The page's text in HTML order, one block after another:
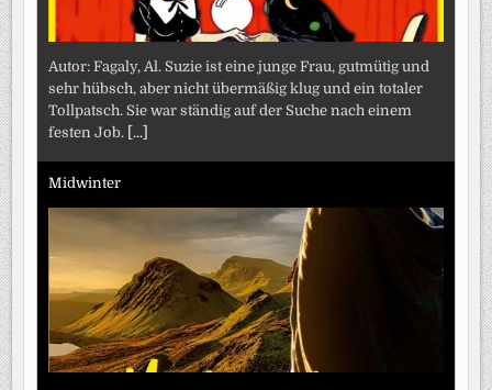
Autor: Fagaly, Al. Suzie ist eine junge Frau, gutmütig und
sehr hübsch, aber nicht übermäßig klug und ein totaler
Tollpatsch. Sie war ständig auf der Suche nach einem
festen Job.
[...]
Midwinter